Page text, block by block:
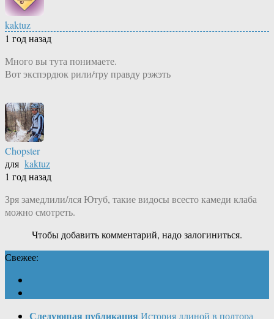
kaktuz
1 год назад
Много вы тута понимаете.
Вот экспэрдюк рили/тру правду рэжэть
Chopster
для kaktuz
1 год назад
Зря замедлили/лся Ютуб, такие видосы всесто камеди клаба
можно смотреть.
Чтобы добавить комментарий, надо залогиниться.
Свежее:
Следующая публикация История длиной в полтора